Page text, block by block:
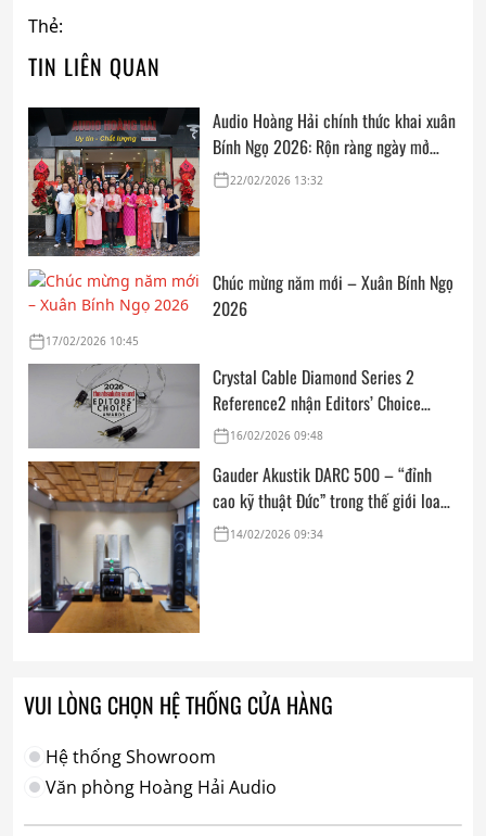
Thẻ:
TIN LIÊN QUAN
Audio Hoàng Hải chính thức khai xuân
Bính Ngọ 2026: Rộn ràng ngày mở
cửa, trọn vẹn lời chúc đầu năm
22/02/2026 13:32
Chúc mừng năm mới – Xuân Bính Ngọ
2026
17/02/2026 10:45
Crystal Cable Diamond Series 2
Reference2 nhận Editors’ Choice
Award: Dedicated Audio 2026 từ The
16/02/2026 09:48
Gauder Akustik DARC 500 – “đỉnh
cao kỹ thuật Đức” trong thế giới loa
hi-end tham chiếu
14/02/2026 09:34
VUI LÒNG CHỌN HỆ THỐNG CỬA HÀNG
Hệ thống Showroom
Văn phòng Hoàng Hải Audio